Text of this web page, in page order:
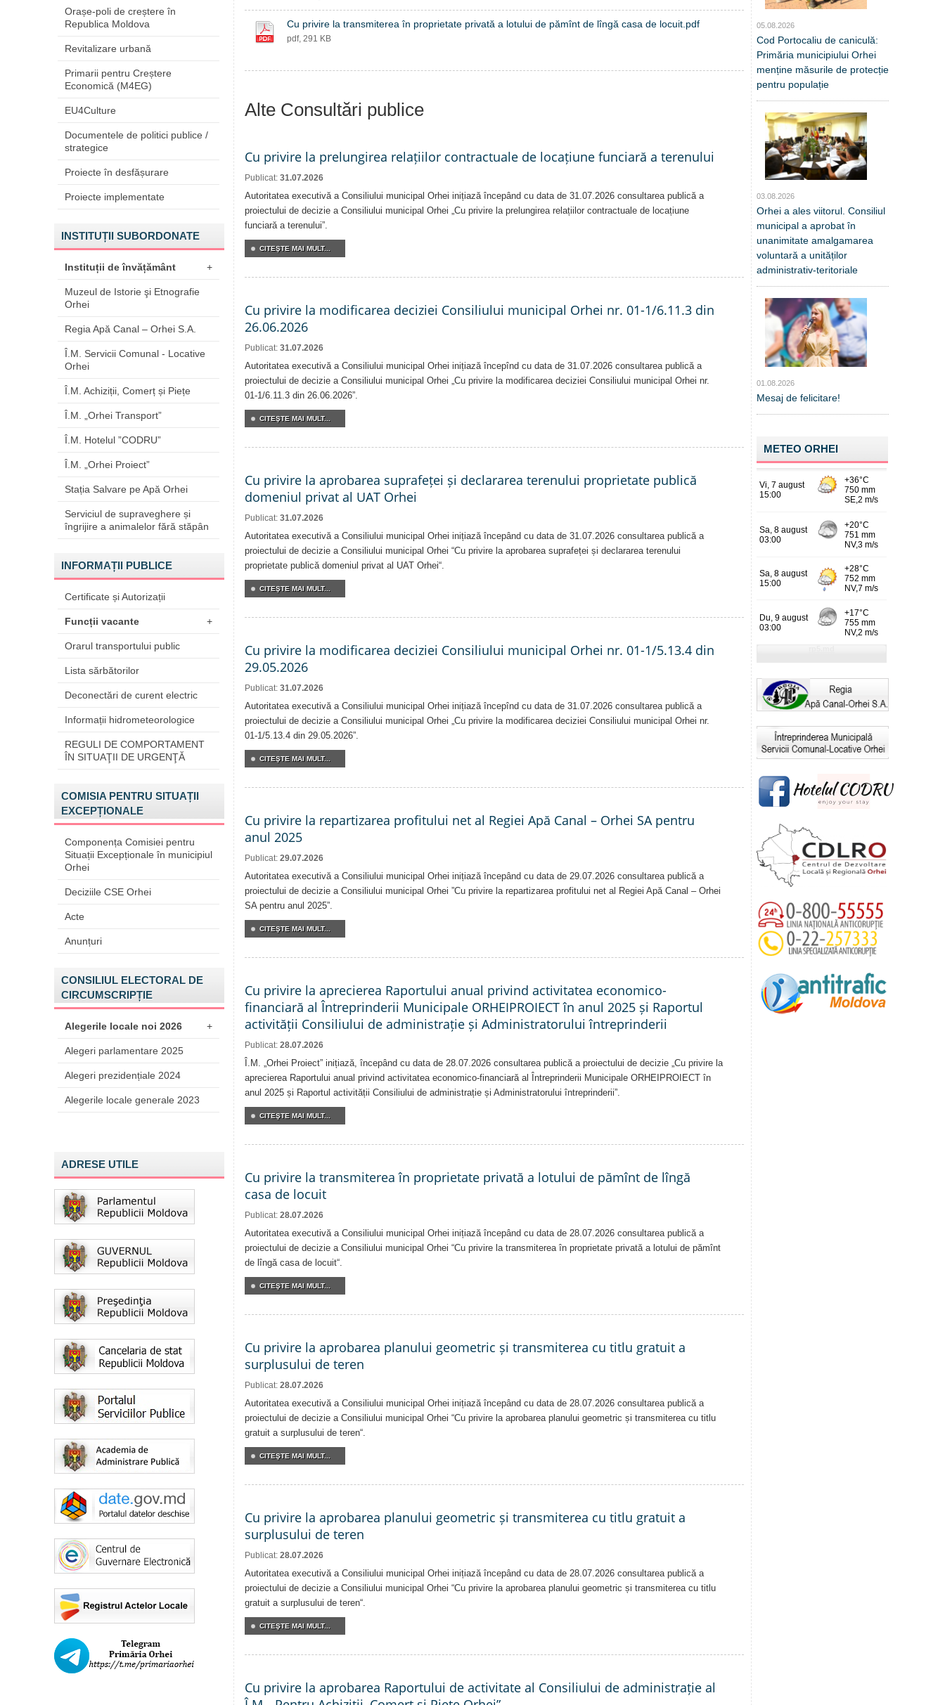
Orașe-poli de creștere în
Republica Moldova
Revitalizare urbană
Primarii pentru Creștere
Economică (M4EG)
EU4Culture
Documentele de politici publice /
strategice
Proiecte în desfășurare
Proiecte implementate
INSTITUȚII SUBORDONATE
Instituții de învățământ +
Muzeul de Istorie şi Etnografie
Orhei
Regia Apă Canal – Orhei S.A.
Î.M. Servicii Comunal - Locative
Orhei
Î.M. Achiziții, Comerț și Piețe
Î.M. „Orhei Transport”
Î.M. Hotelul ”CODRU”
Î.M. „Orhei Proiect”
Stația Salvare pe Apă Orhei
Serviciul de supraveghere și
îngrijire a animalelor fără stăpân
INFORMAȚII PUBLICE
Certificate și Autorizații
Funcții vacante +
Orarul transportului public
Lista sărbătorilor
Deconectări de curent electric
Informații hidrometeorologice
REGULI DE COMPORTAMENT
ÎN SITUAŢII DE URGENŢĂ
COMISIA PENTRU SITUAȚII
EXCEPȚIONALE
Componența Comisiei pentru
Situații Excepționale în municipiul
Orhei
Deciziile CSE Orhei
Acte
Anunțuri
CONSILIUL ELECTORAL DE
CIRCUMSCRIPȚIE
Alegerile locale noi 2026 +
Alegeri parlamentare 2025
Alegeri prezidențiale 2024
Alegerile locale generale 2023
ADRESE UTILE
Cu privire la transmiterea în proprietate privată a lotului de pămînt de lîngă casa de locuit.pdf
pdf, 291 KB
Alte Consultări publice
Cu privire la prelungirea relațiilor contractuale de locațiune funciară a terenului
Publicat: 31.07.2026
Autoritatea executivă a Consiliului municipal Orhei inițiază începând cu data de 31.07.2026 consultarea publică a
proiectului de decizie a Consiliului municipal Orhei „Cu privire la prelungirea relațiilor contractuale de locațiune
funciară a terenului”.
CITEŞTE MAI MULT...
Cu privire la modificarea deciziei Consiliului municipal Orhei nr. 01-1/6.11.3 din
26.06.2026
Publicat: 31.07.2026
Autoritatea executivă a Consiliului municipal Orhei inițiază începînd cu data de 31.07.2026 consultarea publică a
proiectului de decizie a Consiliului municipal Orhei „Cu privire la modificarea deciziei Consiliului municipal Orhei nr.
01-1/6.11.3 din 26.06.2026”.
CITEŞTE MAI MULT...
Cu privire la aprobarea suprafeței și declararea terenului proprietate publică
domeniul privat al UAT Orhei
Publicat: 31.07.2026
Autoritatea executivă a Consiliului municipal Orhei inițiază începând cu data de 31.07.2026 consultarea publică a
proiectului de decizie a Consiliului municipal Orhei “Cu privire la aprobarea suprafeței și declararea terenului
proprietate publică domeniul privat al UAT Orhei“.
CITEŞTE MAI MULT...
Cu privire la modificarea deciziei Consiliului municipal Orhei nr. 01-1/5.13.4 din
29.05.2026
Publicat: 31.07.2026
Autoritatea executivă a Consiliului municipal Orhei inițiază începînd cu data de 31.07.2026 consultarea publică a
proiectului de decizie a Consiliului municipal Orhei „Cu privire la modificarea deciziei Consiliului municipal Orhei nr.
01-1/5.13.4 din 29.05.2026”.
CITEŞTE MAI MULT...
Cu privire la repartizarea profitului net al Regiei Apă Canal – Orhei SA pentru
anul 2025
Publicat: 29.07.2026
Autoritatea executivă a Consiliului municipal Orhei inițiază începând cu data de 29.07.2026 consultarea publică a
proiectului de decizie a Consiliului municipal Orhei ”Cu privire la repartizarea profitului net al Regiei Apă Canal – Orhei
SA pentru anul 2025”.
CITEŞTE MAI MULT...
Cu privire la aprecierea Raportului anual privind activitatea economico-
financiară al Întreprinderii Municipale ORHEIPROIECT în anul 2025 și Raportul
activității Consiliului de administrație și Administratorului întreprinderii
Publicat: 28.07.2026
Î.M. „Orhei Proiect” inițiază, începând cu data de 28.07.2026 consultarea publică a proiectului de decizie „Cu privire la
aprecierea Raportului anual privind activitatea economico-financiară al Întreprinderii Municipale ORHEIPROIECT în
anul 2025 și Raportul activității Consiliului de administrație și Administratorului întreprinderii”.
CITEŞTE MAI MULT...
Cu privire la transmiterea în proprietate privată a lotului de pămînt de lîngă
casa de locuit
Publicat: 28.07.2026
Autoritatea executivă a Consiliului municipal Orhei inițiază începând cu data de 28.07.2026 consultarea publică a
proiectului de decizie a Consiliului municipal Orhei “Cu privire la transmiterea în proprietate privată a lotului de pămînt
de lîngă casa de locuit“.
CITEŞTE MAI MULT...
Cu privire la aprobarea planului geometric și transmiterea cu titlu gratuit a
surplusului de teren
Publicat: 28.07.2026
Autoritatea executivă a Consiliului municipal Orhei inițiază începând cu data de 28.07.2026 consultarea publică a
proiectului de decizie a Consiliului municipal Orhei “Cu privire la aprobarea planului geometric și transmiterea cu titlu
gratuit a surplusului de teren“.
CITEŞTE MAI MULT...
Cu privire la aprobarea planului geometric și transmiterea cu titlu gratuit a
surplusului de teren
Publicat: 28.07.2026
Autoritatea executivă a Consiliului municipal Orhei inițiază începând cu data de 28.07.2026 consultarea publică a
proiectului de decizie a Consiliului municipal Orhei “Cu privire la aprobarea planului geometric și transmiterea cu titlu
gratuit a surplusului de teren“.
CITEŞTE MAI MULT...
Cu privire la aprobarea Raportului de activitate al Consiliului de administrație al
05.08.2026
Cod Portocaliu de caniculă:
Primăria municipiului Orhei
menține măsurile de protecție
pentru populație
03.08.2026
Orhei a ales viitorul. Consiliul
municipal a aprobat în
unanimitate amalgamarea
voluntară a unităților
administrativ-teritoriale
01.08.2026
Mesaj de felicitare!
METEO ORHEI